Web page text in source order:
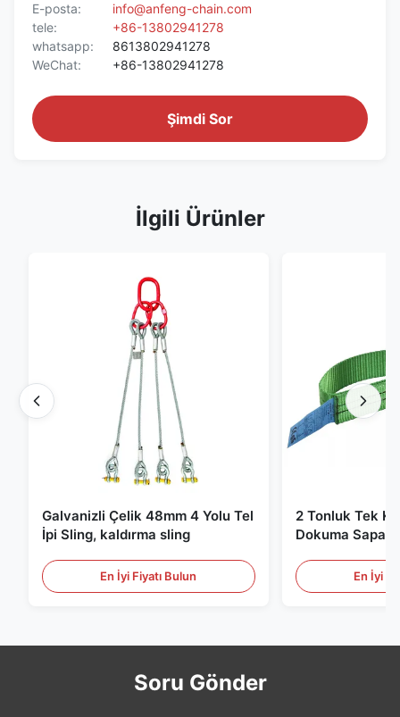
E-posta:
info@anfeng-chain.com
tele:
+86-13802941278
whatsapp:
8613802941278
WeChat:
+86-13802941278
Şimdi Sor
İlgili Ürünler
Galvanizli Çelik 48mm 4 Yolu Tel
İpi Sling, kaldırma sling
En İyi Fiyatı Bulun
2 Tonluk Tek
Dokuma
En İyi
Soru Gönder